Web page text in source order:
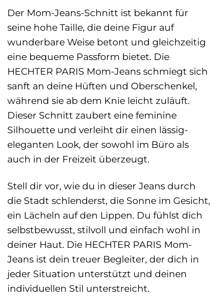
Der Mom-Jeans-Schnitt ist bekannt für
seine hohe Taille, die deine Figur auf
wunderbare Weise betont und gleichzeitig
eine bequeme Passform bietet. Die
HECHTER PARIS Mom-Jeans schmiegt sich
sanft an deine Hüften und Oberschenkel,
während sie ab dem Knie leicht zuläuft.
Dieser Schnitt zaubert eine feminine
Silhouette und verleiht dir einen lässig-
eleganten Look, der sowohl im Büro als
auch in der Freizeit überzeugt.
Stell dir vor, wie du in dieser Jeans durch
die Stadt schlenderst, die Sonne im Gesicht,
ein Lächeln auf den Lippen. Du fühlst dich
selbstbewusst, stilvoll und einfach wohl in
deiner Haut. Die HECHTER PARIS Mom-
Jeans ist dein treuer Begleiter, der dich in
jeder Situation unterstützt und deinen
individuellen Stil unterstreicht.